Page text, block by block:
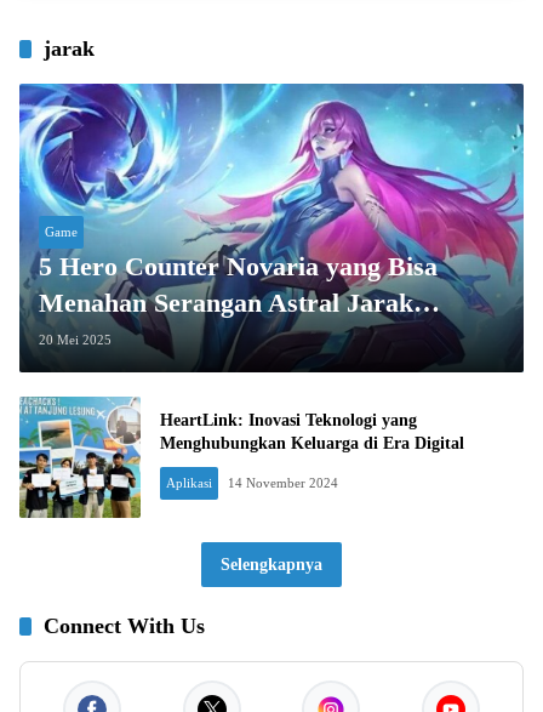
jarak
Game
5 Hero Counter Novaria yang Bisa
Menahan Serangan Astral Jarak
Jauhnya
20 Mei 2025
HeartLink: Inovasi Teknologi yang
Menghubungkan Keluarga di Era Digital
Aplikasi 14 November 2024
Selengkapnya
Connect With Us